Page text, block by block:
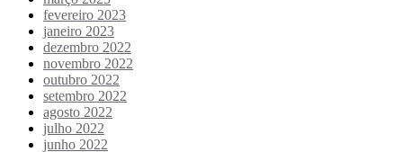
fevereiro 2023
janeiro 2023
dezembro 2022
novembro 2022
outubro 2022
setembro 2022
agosto 2022
julho 2022
junho 2022